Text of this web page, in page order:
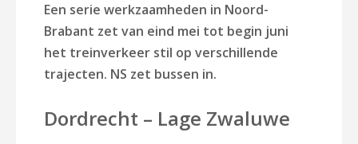
Een serie werkzaamheden in Noord-
Brabant zet van eind mei tot begin juni
het treinverkeer stil op verschillende
trajecten. NS zet bussen in.
Dordrecht – Lage Zwaluwe